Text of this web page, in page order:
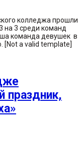
колледжа прошли
на 3 среди команд
команда девушек в
[Not a valid template]
праздник,